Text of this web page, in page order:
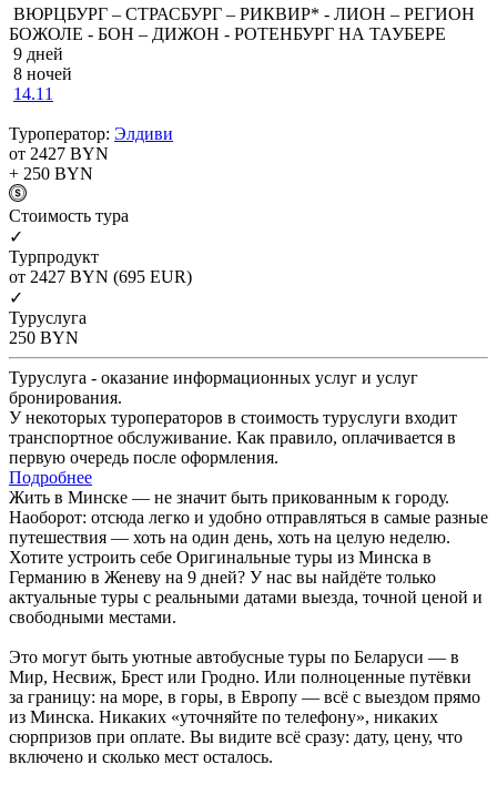
ВЮРЦБУРГ – СТРАСБУРГ – РИКВИР* - ЛИОН – РЕГИОН
БОЖОЛЕ - БОН – ДИЖОН - РОТЕНБУРГ НА ТАУБЕРЕ
9 дней
8 ночей
14.11
Туроператор: Элдиви
от 2427 BYN
+ 250 BYN
Cтоимость тура
✓
Турпродукт
от 2427 BYN (695 EUR)
✓
Туруслуга
250 BYN
Туруслуга - оказание информационных услуг и услуг
бронирования.
У некоторых туроператоров в стоимость туруслуги входит
транспортное обслуживание. Как правило, оплачивается в
первую очередь после оформления.
Подробнее
Жить в Минске — не значит быть прикованным к городу.
Наоборот: отсюда легко и удобно отправляться в самые разные
путешествия — хоть на один день, хоть на целую неделю.
Хотите устроить себе Оригинальные туры из Минска в
Германию в Женеву на 9 дней? У нас вы найдёте только
актуальные туры с реальными датами выезда, точной ценой и
свободными местами.
Это могут быть уютные автобусные туры по Беларуси — в
Мир, Несвиж, Брест или Гродно. Или полноценные путёвки
за границу: на море, в горы, в Европу — всё с выездом прямо
из Минска. Никаких «уточняйте по телефону», никаких
сюрпризов при оплате. Вы видите всё сразу: дату, цену, что
включено и сколько мест осталось.